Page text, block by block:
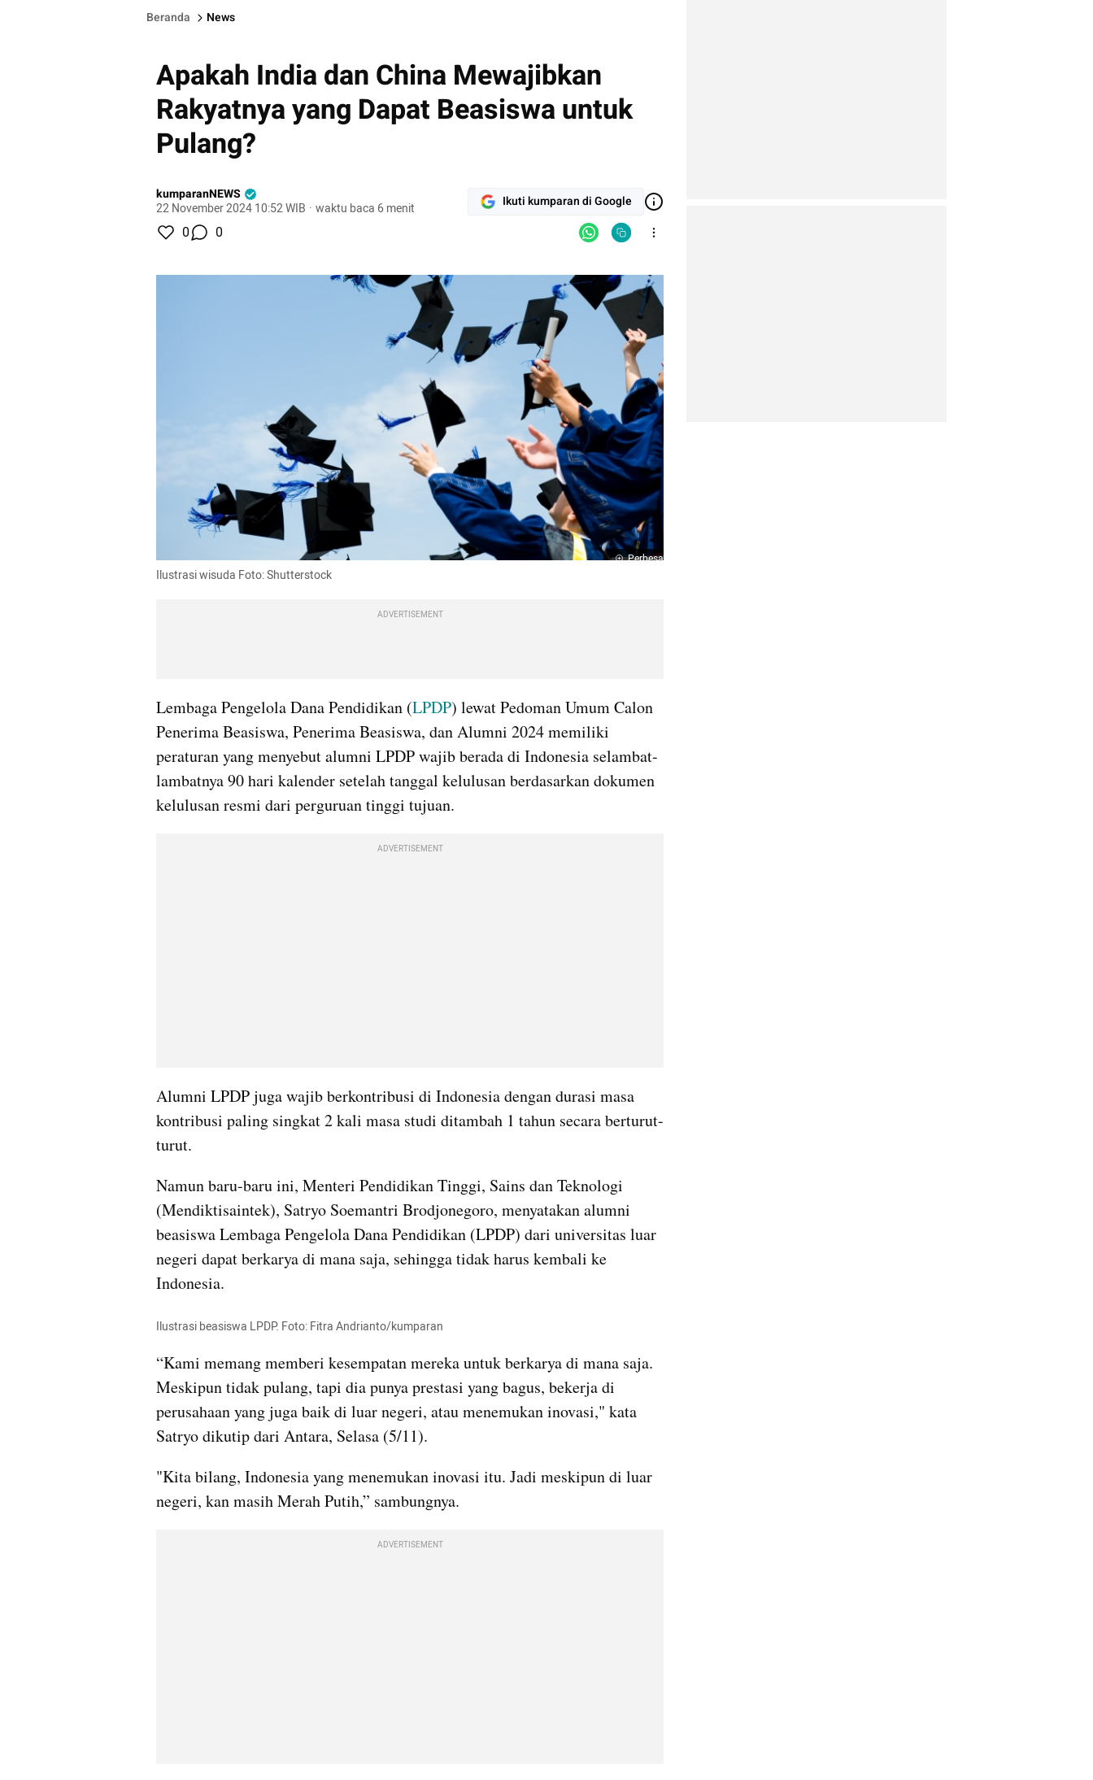
Beranda News
Apakah India dan China Mewajibkan
Rakyatnya yang Dapat Beasiswa untuk
Pulang?
kumparanNEWS
22 November 2024 10:52 WIB · waktu baca 6 menit Ikuti kumparan di Google
0 0
Perbesar
Ilustrasi wisuda Foto: Shutterstock
ADVERTISEMENT
Lembaga Pengelola Dana Pendidikan (LPDP) lewat Pedoman Umum Calon
Penerima Beasiswa, Penerima Beasiswa, dan Alumni 2024 memiliki
peraturan yang menyebut alumni LPDP wajib berada di Indonesia selambat-
lambatnya 90 hari kalender setelah tanggal kelulusan berdasarkan dokumen
kelulusan resmi dari perguruan tinggi tujuan.
ADVERTISEMENT
Alumni LPDP juga wajib berkontribusi di Indonesia dengan durasi masa
kontribusi paling singkat 2 kali masa studi ditambah 1 tahun secara berturut-
turut.
Namun baru-baru ini, Menteri Pendidikan Tinggi, Sains dan Teknologi
(Mendiktisaintek), Satryo Soemantri Brodjonegoro, menyatakan alumni
beasiswa Lembaga Pengelola Dana Pendidikan (LPDP) dari universitas luar
negeri dapat berkarya di mana saja, sehingga tidak harus kembali ke
Indonesia.
Ilustrasi beasiswa LPDP. Foto: Fitra Andrianto/kumparan
“Kami memang memberi kesempatan mereka untuk berkarya di mana saja.
Meskipun tidak pulang, tapi dia punya prestasi yang bagus, bekerja di
perusahaan yang juga baik di luar negeri, atau menemukan inovasi," kata
Satryo dikutip dari Antara, Selasa (5/11).
"Kita bilang, Indonesia yang menemukan inovasi itu. Jadi meskipun di luar
negeri, kan masih Merah Putih,” sambungnya.
ADVERTISEMENT